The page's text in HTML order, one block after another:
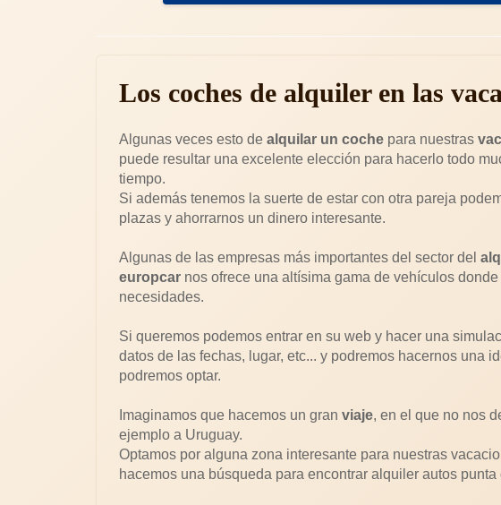
Los coches de alquiler en las
Algunas veces esto de alquilar un coche para nuestras
puede resultar una excelente elección para hacerlo todo
tiempo.
Si además tenemos la suerte de estar con otra pareja
plazas y ahorrarnos un dinero interesante.
Algunas de las empresas más importantes del sector del
europcar nos ofrece una altísima gama de vehículos
necesidades.
Si queremos podemos entrar en su web y hacer una
datos de las fechas, lugar, etc... y podremos hacernos una
podremos optar.
Imaginamos que hacemos un gran viaje, en el que no nos
ejemplo a Uruguay.
Optamos por alguna zona interesante para nuestras
hacemos una búsqueda para encontrar alquiler autos punta